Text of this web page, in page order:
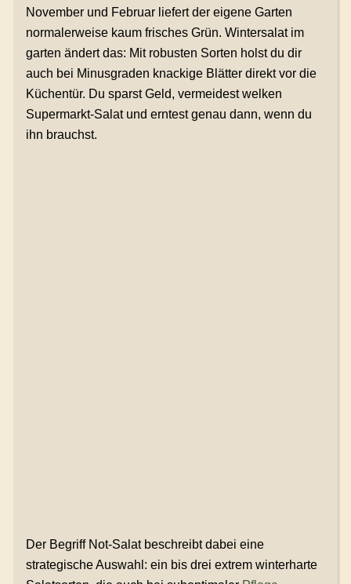
November und Februar liefert der eigene Garten
normalerweise kaum frisches Grün. Wintersalat im
garten ändert das: Mit robusten Sorten holst du dir
auch bei Minusgraden knackige Blätter direkt vor die
Küchentür. Du sparst Geld, vermeidest welken
Supermarkt-Salat und erntest genau dann, wenn du
ihn brauchst.
Der Begriff Not-Salat beschreibt dabei eine
strategische Auswahl: ein bis drei extrem winterharte